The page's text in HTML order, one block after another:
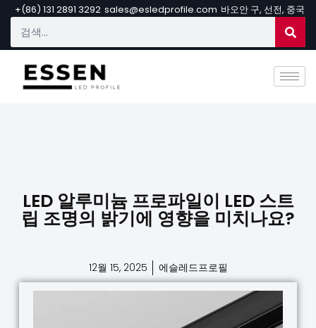
+(86) 131 2891 3292 sales@esledprofile.com 바오안 구, 선전, 중국
LED 알루미늄 프로파일이 LED 스트
립 조명의 밝기에 영향을 미치나요?
12월 15, 2025 에슬레드프로필